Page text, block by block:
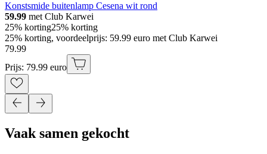
Konstsmide buitenlamp Cesena wit rond
59.99 met Club Karwei
25% korting25% korting
25% korting, voordeelprijs: 59.99 euro met Club Karwei
79.99
Prijs: 79.99 euro
Vaak samen gekocht